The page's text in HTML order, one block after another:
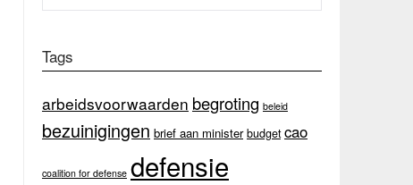
Tags
arbeidsvoorwaarden begroting beleid
bezuinigingen brief aan minister budget cao
coalition for defense defensie